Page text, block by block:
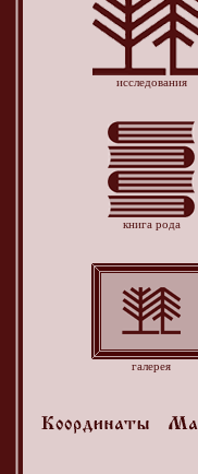
исследования
книга рода
галерея